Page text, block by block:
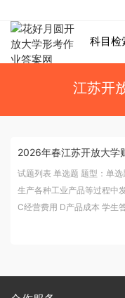
科目检
江苏开
2026年春江苏开放大
试题列表 单选题 题型：单
生产各种工业产品等过程中
C经营费用 D产品成本 学生